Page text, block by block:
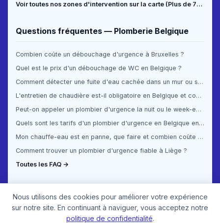
Voir toutes nos zones d'intervention sur la carte (Plus de 70 communes couvertes) →
Questions fréquentes — Plomberie Belgique
Combien coûte un débouchage d'urgence à Bruxelles ?
Quel est le prix d'un débouchage de WC en Belgique ?
Comment détecter une fuite d'eau cachée dans un mur ou sous le sol ?
L'entretien de chaudière est-il obligatoire en Belgique et combien ça coûte ?
Peut-on appeler un plombier d'urgence la nuit ou le week-end en Belgique ?
Quels sont les tarifs d'un plombier d'urgence en Belgique en 2025 ?
Mon chauffe-eau est en panne, que faire et combien coûte la réparation ?
Comment trouver un plombier d'urgence fiable à Liège ?
Toutes les FAQ →
Nous utilisons des cookies pour améliorer votre expérience
sur notre site. En continuant à naviguer, vous acceptez notre
politique de confidentialité.